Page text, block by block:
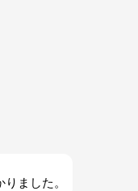
ました。